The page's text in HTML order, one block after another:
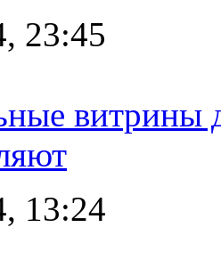
23:45
витрины
13:24